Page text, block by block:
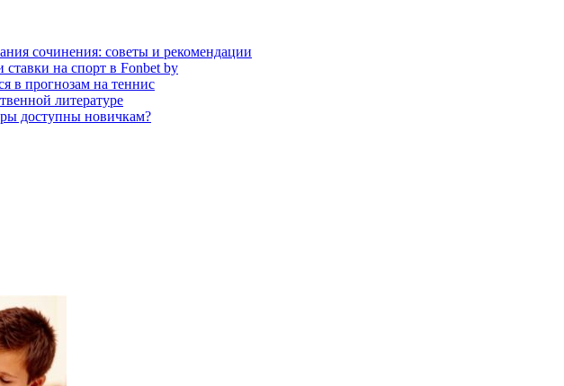
сочинения: советы и рекомендации
на спорт в Fonbet by
в прогнозам на теннис
литературе
доступны новичкам?